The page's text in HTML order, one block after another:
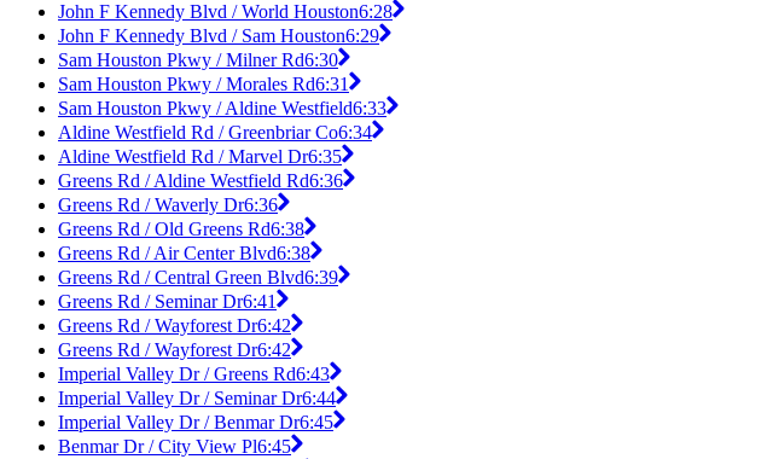
John F Kennedy Blvd / World Houston6:28
John F Kennedy Blvd / Sam Houston6:29
Sam Houston Pkwy / Milner Rd6:30
Sam Houston Pkwy / Morales Rd6:31
Sam Houston Pkwy / Aldine Westfield6:33
Aldine Westfield Rd / Greenbriar Co6:34
Aldine Westfield Rd / Marvel Dr6:35
Greens Rd / Aldine Westfield Rd6:36
Greens Rd / Waverly Dr6:36
Greens Rd / Old Greens Rd6:38
Greens Rd / Air Center Blvd6:38
Greens Rd / Central Green Blvd6:39
Greens Rd / Seminar Dr6:41
Greens Rd / Wayforest Dr6:42
Greens Rd / Wayforest Dr6:42
Imperial Valley Dr / Greens Rd6:43
Imperial Valley Dr / Seminar Dr6:44
Imperial Valley Dr / Benmar Dr6:45
Benmar Dr / City View Pl6:45